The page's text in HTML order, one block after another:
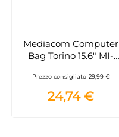
Mediacom Computer
Bag Torino 15.6" MI-
notebook 15.6"
Prezzo consigliato 29,99 €
24,74 €